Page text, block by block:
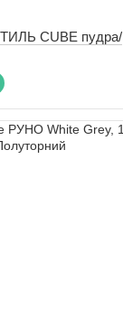
CUBE пудра/